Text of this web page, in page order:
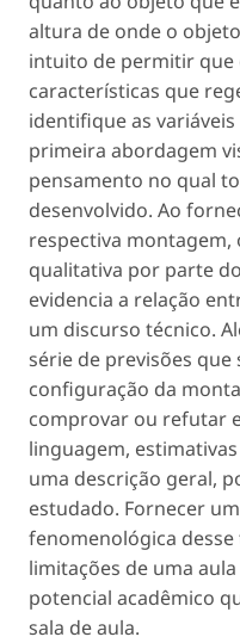
altura de onde o
intuito de permitir que
características que
identifique as
primeira abordagem
pensamento no qual
desenvolvido. Ao
respectiva montagem,
qualitativa por parte
evidencia a relação
um discurso técnico.
série de previsões
configuração da
comprovar ou refutar
linguagem,
uma descrição geral,
estudado. Fornecer
fenomenológica
limitações de uma
potencial acadêmico
sala de aula.